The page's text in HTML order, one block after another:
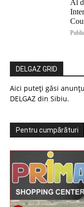
Al
DELGAZ GRID
Aici puteți găsi
DELGAZ din Sibiu.
Pentru cumpărături